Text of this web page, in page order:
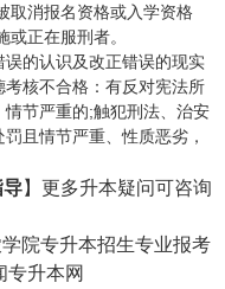
取消报名资格或入学资格
正在服刑者。
的认识及改正错误的现实
核不合格：有反对宪法所
节严重的;触犯刑法、治安
且情节严重、性质恶劣，
】更多升本疑问可咨询
院专升本招生专业报考
专升本网